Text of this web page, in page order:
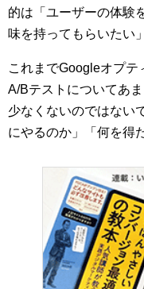
的は「ユーザーの体験
味を持ってもらいたい
これまでGoogleオプテ
A/Bテストについてあ
少なくないのではない
にやるのか」「何を得